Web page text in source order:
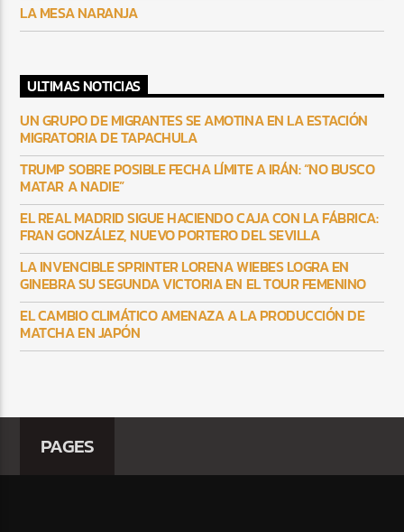
LA MESA NARANJA
ULTIMAS NOTICIAS
UN GRUPO DE MIGRANTES SE AMOTINA EN LA ESTACIÓN
MIGRATORIA DE TAPACHULA
TRUMP SOBRE POSIBLE FECHA LÍMITE A IRÁN: “NO BUSCO
MATAR A NADIE”
EL REAL MADRID SIGUE HACIENDO CAJA CON LA FÁBRICA:
FRAN GONZÁLEZ, NUEVO PORTERO DEL SEVILLA
LA INVENCIBLE SPRINTER LORENA WIEBES LOGRA EN
GINEBRA SU SEGUNDA VICTORIA EN EL TOUR FEMENINO
EL CAMBIO CLIMÁTICO AMENAZA A LA PRODUCCIÓN DE
MATCHA EN JAPÓN
PAGES